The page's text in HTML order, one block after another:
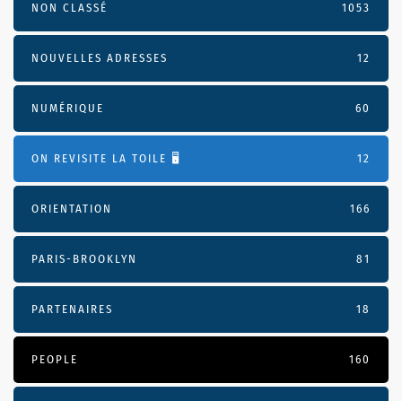
NON CLASSÉ 1053
NOUVELLES ADRESSES 12
NUMÉRIQUE 60
ON REVISITE LA TOILE 🖥️ 12
ORIENTATION 166
PARIS-BROOKLYN 81
PARTENAIRES 18
PEOPLE 160